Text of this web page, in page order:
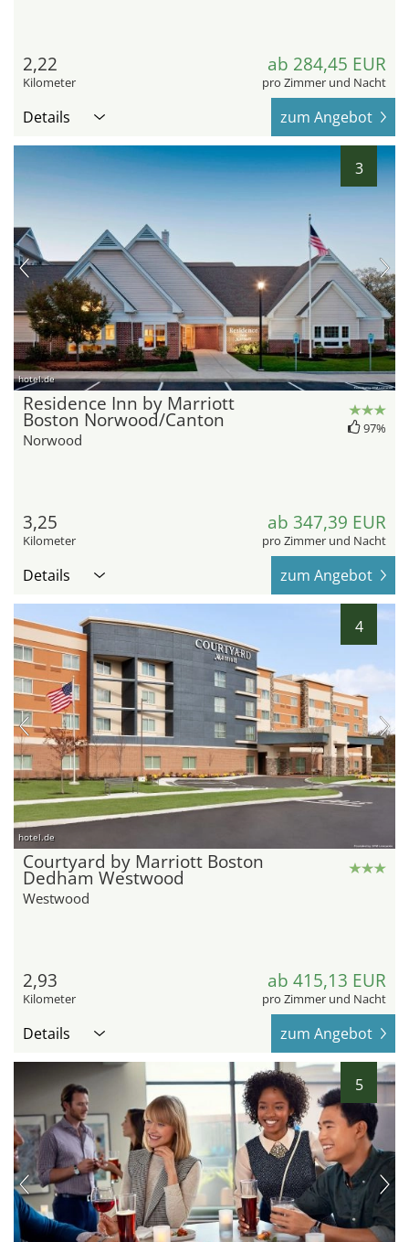
2,22
Kilometer
ab 284,45 EUR
pro Zimmer und Nacht
Details zum Angebot
3
hotel.de
Residence Inn by Marriott
Boston Norwood/Canton
Norwood
97%
3,25
Kilometer
ab 347,39 EUR
pro Zimmer und Nacht
Details zum Angebot
4
hotel.de
Courtyard by Marriott Boston
Dedham Westwood
Westwood
2,93
Kilometer
ab 415,13 EUR
pro Zimmer und Nacht
Details zum Angebot
5